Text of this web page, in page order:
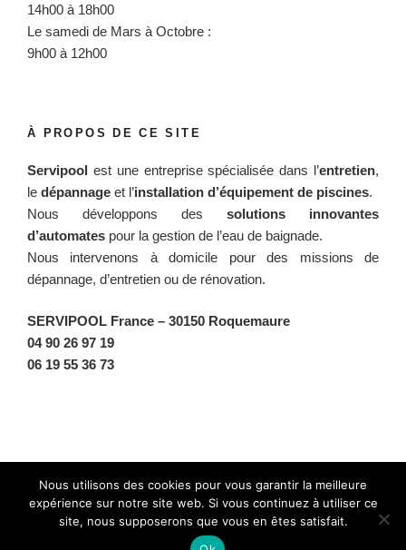
14h00 à 18h00
Le samedi de Mars à Octobre :
9h00 à 12h00
À PROPOS DE CE SITE
Servipool est une entreprise spécialisée dans l’entretien,
le dépannage et l’installation d’équipement de piscines.
Nous développons des solutions innovantes
d’automates pour la gestion de l’eau de baignade.
Nous intervenons à domicile pour des missions de
dépannage, d’entretien ou de rénovation.
SERVIPOOL France – 30150 Roquemaure
04 90 26 97 19
06 19 55 36 73
Fièrement propulsé par WordPress
Nous utilisons des cookies pour vous garantir la meilleure
expérience sur notre site web. Si vous continuez à utiliser ce
site, nous supposerons que vous en êtes satisfait.